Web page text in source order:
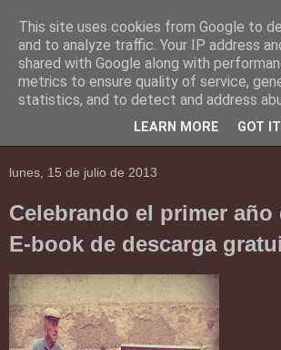
En Social
Una mirada al mundo social.
lunes, 15 de julio de 2013
Celebrando el primer año
E-book de descarga
This site uses cookies from Google to
and to analyze traffic. Your IP address
shared with Google along with
metrics to ensure quality of service,
statistics, and to detect and address
LEARN MORE GOT IT